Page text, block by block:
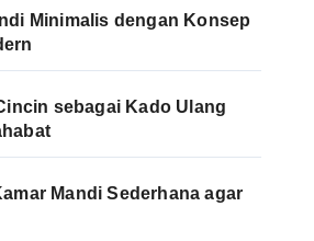
Minimalis dengan Konsep
sebagai Kado Ulang
Mandi Sederhana agar